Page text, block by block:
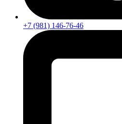
+7 (981) 146-76-46